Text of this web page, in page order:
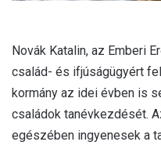
Novák Katalin, az Emberi
család- és ifjúságügyért
kormány az idei évben is
családok tanévkezdését.
egészében ingyenesek a